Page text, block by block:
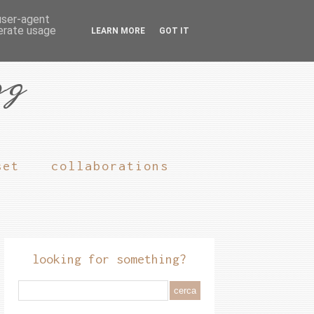
collaborations
looking for something?
agent
usage
LEARN MORE GOT IT